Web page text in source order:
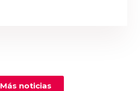
Más noticias